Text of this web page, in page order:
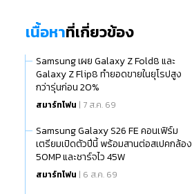
เนื้อหาที่เกี่ยวข้อง
Samsung เผย Galaxy Z Fold8 และ
Galaxy Z Flip8 ทำยอดขายในยุโรปสูง
กว่ารุ่นก่อน 20%
สมาร์ทโฟน | 7 ส.ค. 69
Samsung Galaxy S26 FE คอนเฟิร์ม
เตรียมเปิดตัวปีนี้ พร้อมสานต่อสเปคกล้อง
50MP และชาร์จไว 45W
สมาร์ทโฟน | 6 ส.ค. 69